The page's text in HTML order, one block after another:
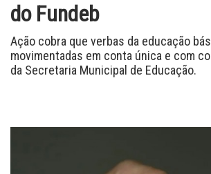
do Fundeb
Ação cobra que verbas da educação
movimentadas em conta única e com
da Secretaria Municipal de Educação.